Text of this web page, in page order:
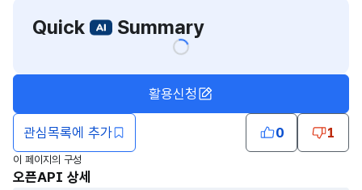
Quick
Summary
관심목록에 추가
활용신청
0 1
이 페이지의 구성
오픈API 상세